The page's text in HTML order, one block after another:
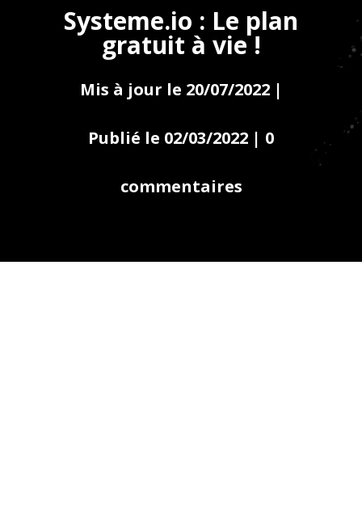
Systeme.io : Le plan
gratuit à vie !
Mis à jour le 20/07/2022 |
Publié le 02/03/2022 | 0
commentaires